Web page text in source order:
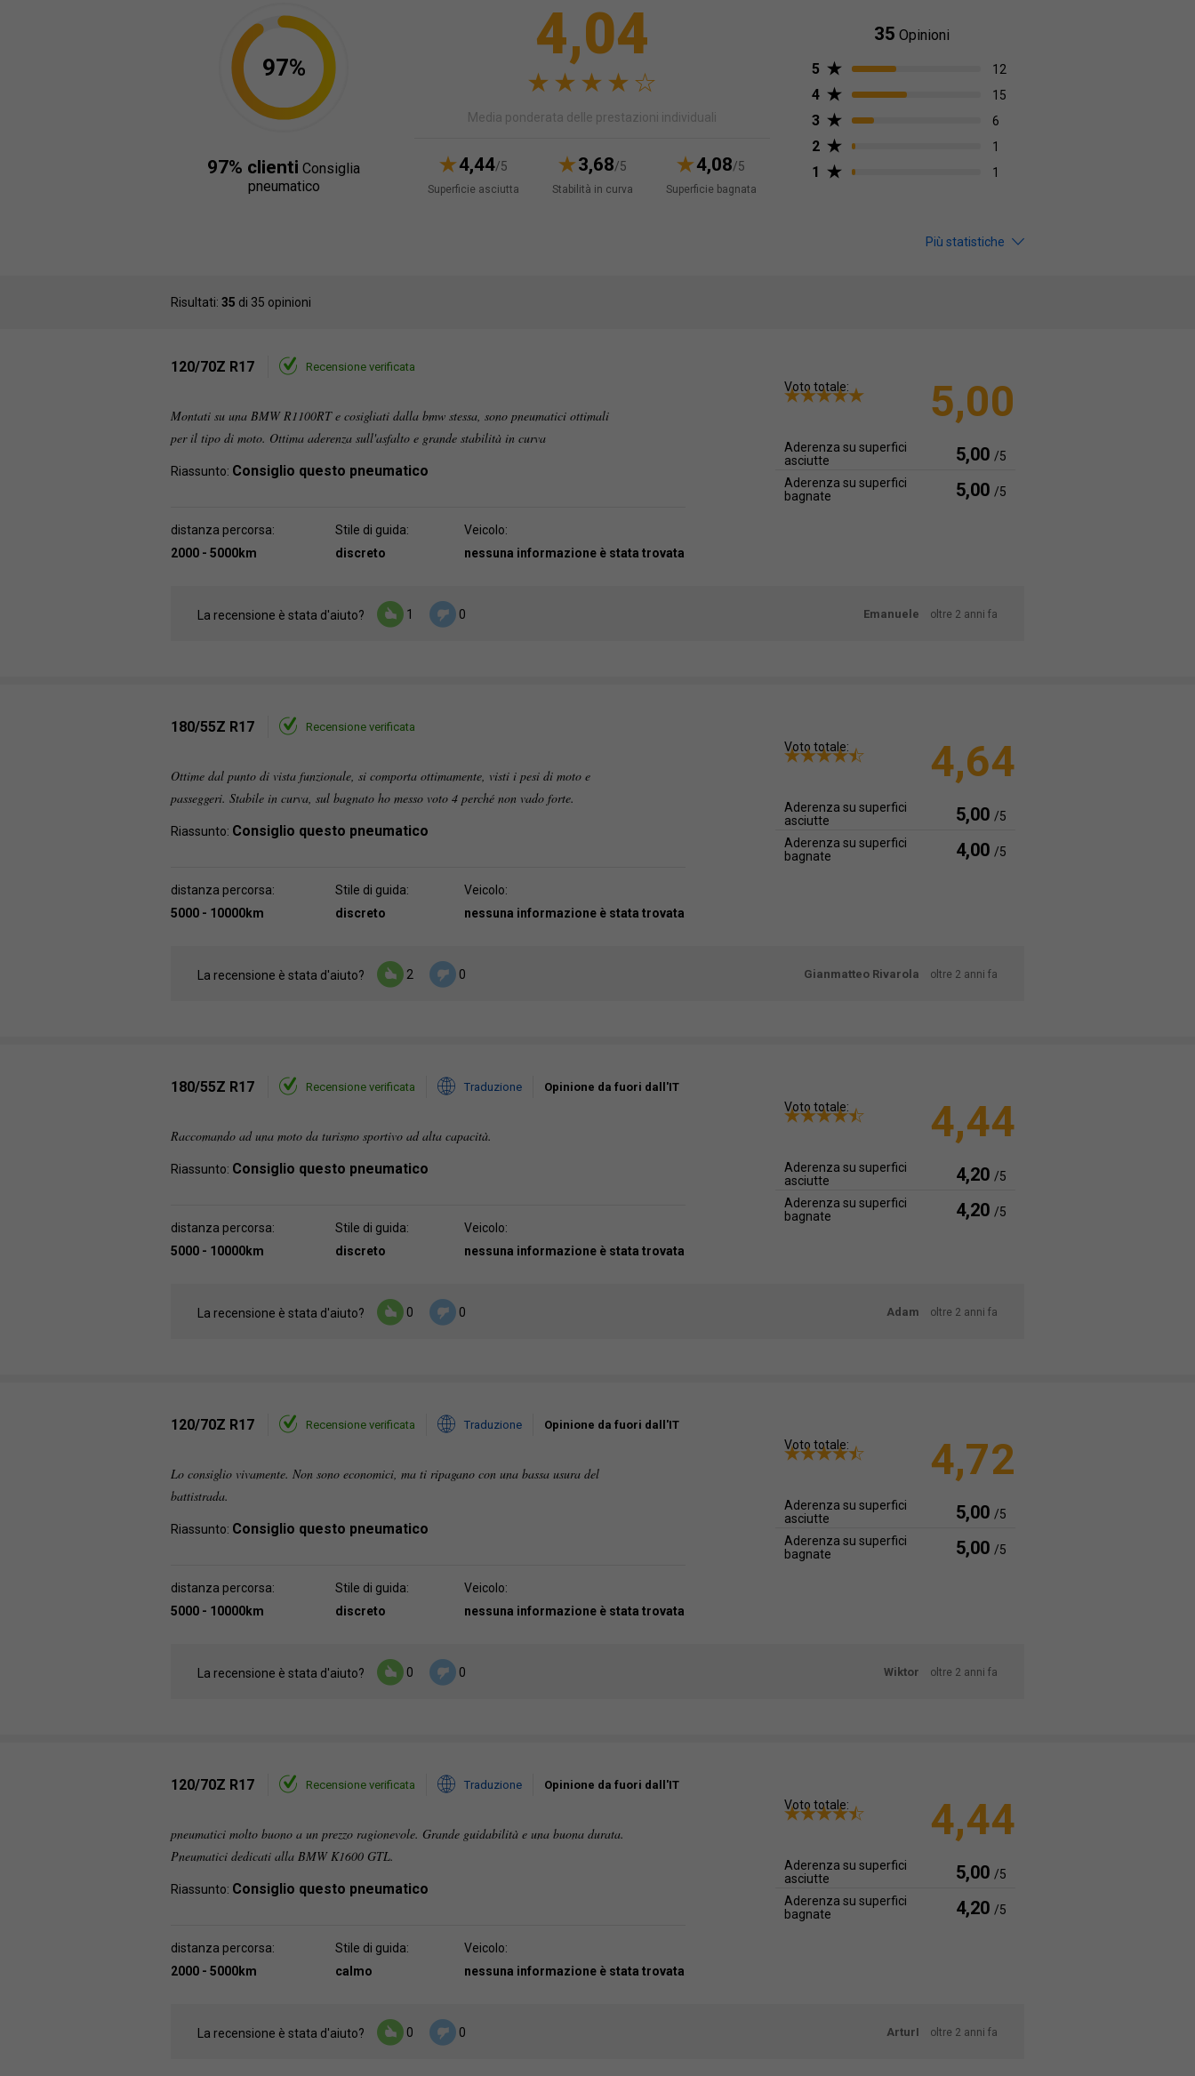
4,04
Media ponderata delle prestazioni individuali
4,44/5
Superficie asciutta
3,68/5
Stabilità in curva
4,08/5
Superficie bagnata
97%
97% clienti Consiglia
pneumatico
35 Opinioni
5
12
4 15
3 6
2 1
1 1
Più statistiche
Risultati: 35 di 35 opinioni
120/70Z R17 Recensione verificata
Montati su una BMW R1100RT e cosigliati dalla bmw stessa, sono pneumatici ottimali
per il tipo di moto. Ottima aderenza sull'asfalto e grande stabilità in curva
Riassunto: Consiglio questo pneumatico
distanza percorsa:
2000 - 5000km
Stile di guida:
discreto
Veicolo:
nessuna informazione è stata trovata
Voto totale: 5,00
Aderenza su superfici
asciutte
5,00 /5
Aderenza su superfici
bagnate
5,00 /5
La recensione è stata d'aiuto? 1 0 Emanuele oltre 2 anni fa
180/55Z R17 Recensione verificata
Ottime dal punto di vista funzionale, si comporta ottimamente, visti i pesi di moto e
passeggeri. Stabile in curva, sul bagnato ho messo voto 4 perché non vado forte.
Riassunto: Consiglio questo pneumatico
distanza percorsa:
5000 - 10000km
Stile di guida:
discreto
Veicolo:
nessuna informazione è stata trovata
Voto totale: 4,64
Aderenza su superfici
asciutte
5,00 /5
Aderenza su superfici
bagnate
4,00 /5
La recensione è stata d'aiuto? 2 0 Gianmatteo Rivarola oltre 2 anni fa
180/55Z R17 Recensione verificata Traduzione Opinione da fuori dall'IT
Raccomando ad una moto da turismo sportivo ad alta capacità.
Riassunto: Consiglio questo pneumatico
distanza percorsa:
5000 - 10000km
Stile di guida:
discreto
Veicolo:
nessuna informazione è stata trovata
Voto totale: 4,44
Aderenza su superfici
asciutte
4,20 /5
Aderenza su superfici
bagnate
4,20 /5
La recensione è stata d'aiuto? 0 0 Adam oltre 2 anni fa
120/70Z R17 Recensione verificata Traduzione Opinione da fuori dall'IT
Lo consiglio vivamente. Non sono economici, ma ti ripagano con una bassa usura del
battistrada.
Riassunto: Consiglio questo pneumatico
distanza percorsa:
5000 - 10000km
Stile di guida:
discreto
Veicolo:
nessuna informazione è stata trovata
Voto totale: 4,72
Aderenza su superfici
asciutte
5,00 /5
Aderenza su superfici
bagnate
5,00 /5
La recensione è stata d'aiuto? 0 0 Wiktor oltre 2 anni fa
120/70Z R17 Recensione verificata Traduzione Opinione da fuori dall'IT
pneumatici molto buono a un prezzo ragionevole. Grande guidabilità e una buona durata.
Pneumatici dedicati alla BMW K1600 GTL.
Riassunto: Consiglio questo pneumatico
distanza percorsa:
2000 - 5000km
Stile di guida:
calmo
Veicolo:
nessuna informazione è stata trovata
Voto totale: 4,44
Aderenza su superfici
asciutte
5,00 /5
Aderenza su superfici
bagnate
4,20 /5
La recensione è stata d'aiuto? 0 0 ArturI oltre 2 anni fa